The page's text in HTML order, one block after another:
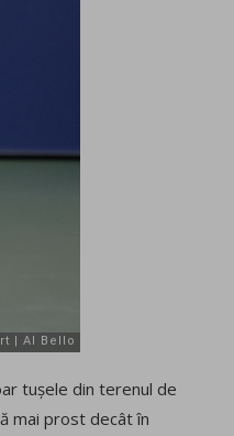
tușele din terenul de
mai prost decât în